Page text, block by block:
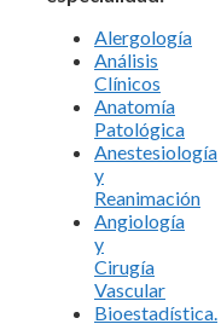
Alergología
Análisis
Clínicos
Anatomía
Patológica
Anestesiología
y
Reanimación
Angiología
y
Cirugía
Vascular
Bioestadística.